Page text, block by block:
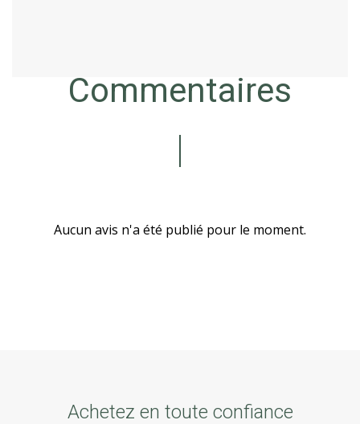
Commentaires
Aucun avis n'a été publié pour le moment.
Achetez en toute confiance